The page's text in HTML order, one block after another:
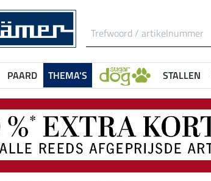
PAARD THEMA'S STALLEN